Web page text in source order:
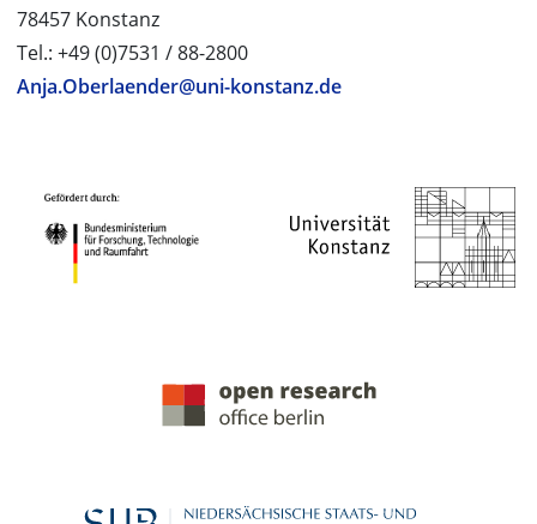
78457 Konstanz
Tel.: +49 (0)7531 / 88-2800
Anja.Oberlaender@uni-konstanz.de